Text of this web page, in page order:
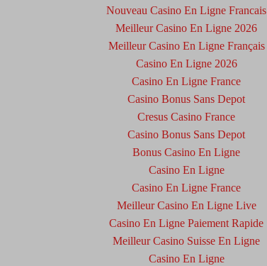
Nouveau Casino En Ligne Francais
Meilleur Casino En Ligne 2026
Meilleur Casino En Ligne Français
Casino En Ligne 2026
Casino En Ligne France
Casino Bonus Sans Depot
Cresus Casino France
Casino Bonus Sans Depot
Bonus Casino En Ligne
Casino En Ligne
Casino En Ligne France
Meilleur Casino En Ligne Live
Casino En Ligne Paiement Rapide
Meilleur Casino Suisse En Ligne
Casino En Ligne